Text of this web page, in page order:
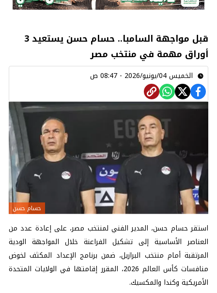
قبل مواجهة السامبا.. حسام حسن يستعيد 3
أوراق مهمة في منتخب مصر
الخميس 04/يونيو/2026 - 08:47 ص
حسام حسن
استقر حسام حسن، المدير الفني لمنتخب مصر، على إعادة عدد من
العناصر الأساسية إلى تشكيل الفراعنة خلال المواجهة الودية
المرتقبة أمام منتخب البرازيل، ضمن برنامج الإعداد المكثف لخوض
منافسات كأس العالم 2026، المقرر إقامتها في الولايات المتحدة
الأمريكية وكندا والمكسيك.